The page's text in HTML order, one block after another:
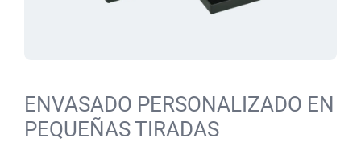
ENVASADO PERSONALIZADO EN
PEQUEÑAS TIRADAS